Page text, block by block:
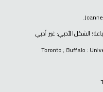
؛ الشكل الأدبي: غير أدبي
Toronto ; Buffalo :